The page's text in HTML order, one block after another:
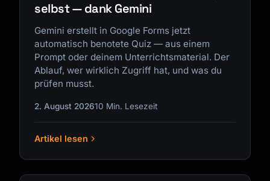
selbst — dank Gemini
Gemini erstellt in Google Forms jetzt
automatisch benotete Quiz — aus einem
Prompt oder deinem Unterrichtsmaterial. Der
Ablauf, wer wirklich Zugriff hat, und was du
prüfen musst.
2. August 202610 Min. Lesezeit
Artikel lesen